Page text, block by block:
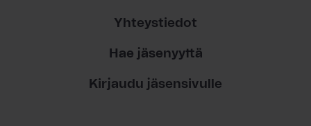
Yhteystiedot
Hae jäsenyyttä
Kirjaudu jäsensivulle